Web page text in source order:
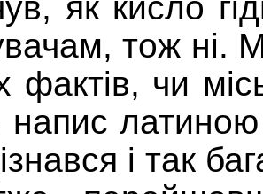
тож ні.
фактів, чи
напис
і так